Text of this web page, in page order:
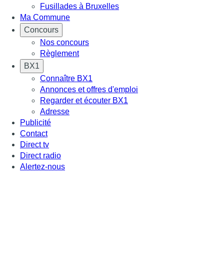
Fusillades à Bruxelles
Ma Commune
Concours
Nos concours
Règlement
BX1
Connaître BX1
Annonces et offres d'emploi
Regarder et écouter BX1
Adresse
Publicité
Contact
Direct tv
Direct radio
Alertez-nous